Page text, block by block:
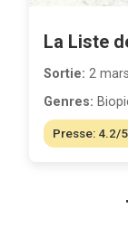
La Liste
Sortie: 2
Genres:
Presse: 4.2/5